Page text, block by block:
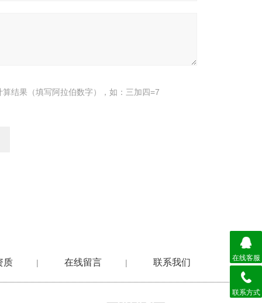
算结果（填写阿拉伯数字），如：三加四=7
质 | 在线留言 | 联系我们 在线客服
联系方式